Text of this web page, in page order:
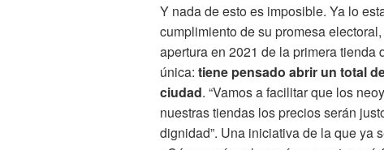
Y nada de esto es imposible. Ya lo
cumplimiento de su promesa
apertura en 2021 de la primera
única: tiene pensado abrir un total
ciudad. “Vamos a facilitar que los
nuestras tiendas los precios serán
dignidad”. Una iniciativa de la que ya